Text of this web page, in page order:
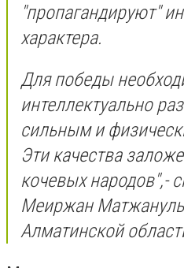
"пропагандируют"
характера.
Для победы
интеллектуально
сильным и
Эти качества
кочевых народов",-
Меиржан
Алматинской